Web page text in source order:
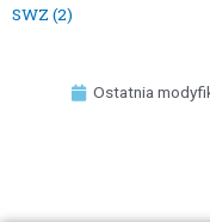
SWZ (2)
Ostatnia